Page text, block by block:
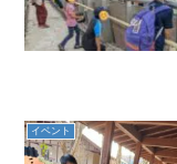
イベント